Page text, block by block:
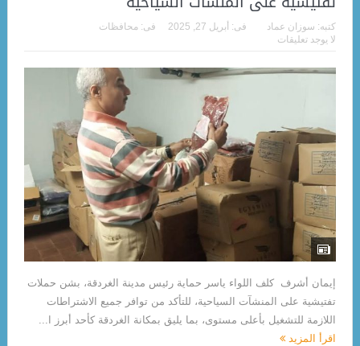
كتبه: سوزان عماد فى: أبريل 27, 2025 فى: محافظات
لا يوجد تعليقات
إيمان أشرف كلف اللواء ياسر حماية رئيس مدينة الغردقة، بشن حملات
تفتيشية على المنشآت السياحية، للتأكد من توافر جميع الاشتراطات
اللازمة للتشغيل بأعلى مستوى، بما يليق بمكانة الغردقة كأحد أبرز ا...
اقرأ المزيد